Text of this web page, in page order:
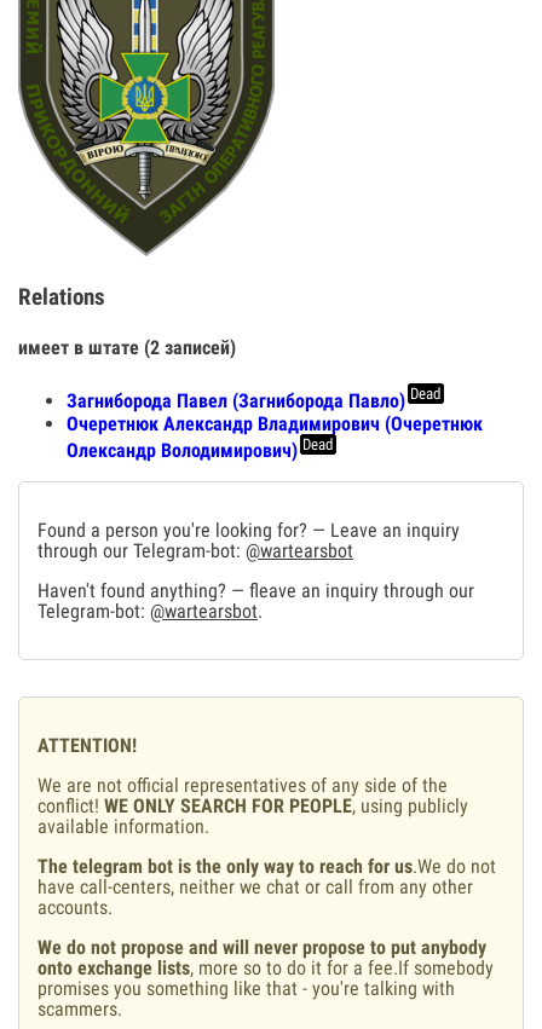
Relations
имеет в штате (2 записей)
Загниборода Павел (Загниборода Павло) Dead
Очеретнюк Александр Владимирович (Очеретнюк
Олександр Володимирович) Dead
Found a person you're looking for? — Leave an inquiry
through our Telegram-bot: @wartearsbot
Haven't found anything? — fleave an inquiry through our
Telegram-bot: @wartearsbot.
ATTENTION!
We are not official representatives of any side of the
conflict! WE ONLY SEARCH FOR PEOPLE, using publicly
available information.
The telegram bot is the only way to reach for us.We do not
have call-centers, neither we chat or call from any other
accounts.
We do not propose and will never propose to put anybody
onto exchange lists, more so to do it for a fee.If somebody
promises you something like that - you're talking with
scammers.